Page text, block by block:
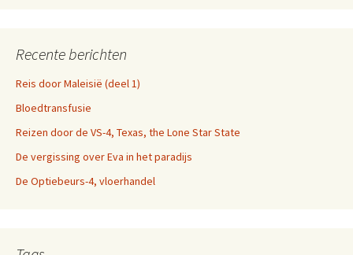
Recente berichten
Reis door Maleisië (deel 1)
Bloedtransfusie
Reizen door de VS-4, Texas, the Lone Star State
De vergissing over Eva in het paradijs
De Optiebeurs-4, vloerhandel